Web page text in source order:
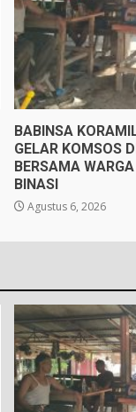
BABINSA
GELAR KOMSOS
BERSAMA
BINASI
Agustus 6, 2026